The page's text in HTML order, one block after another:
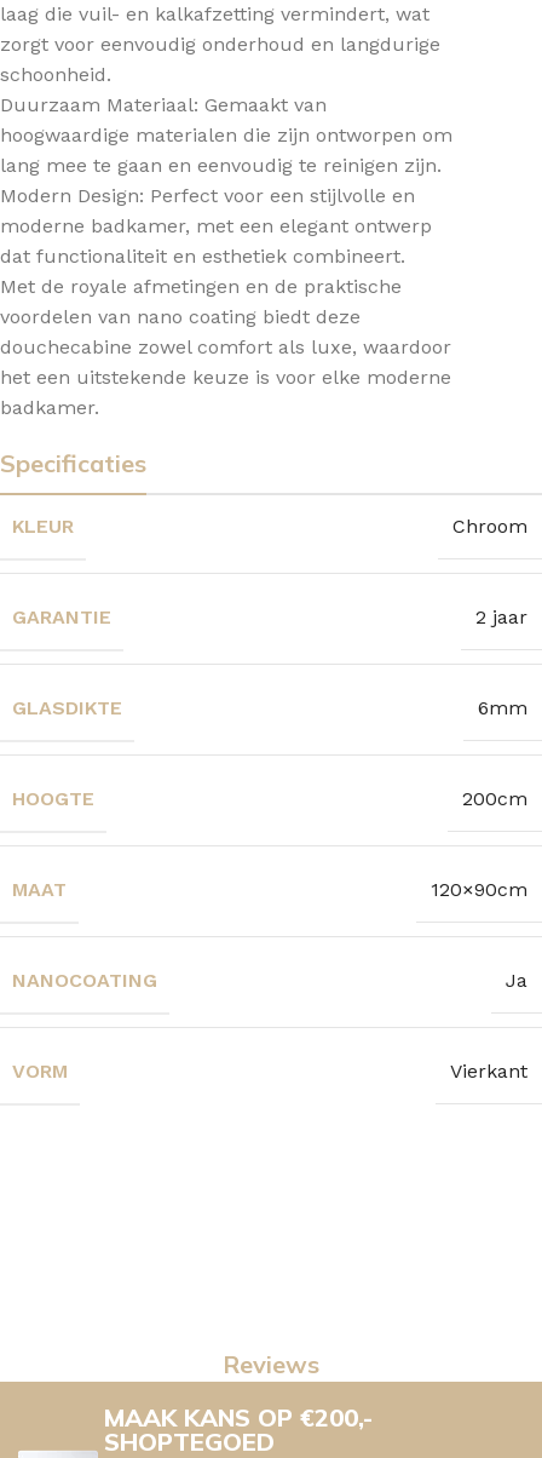
laag die vuil- en kalkafzetting vermindert, wat
zorgt voor eenvoudig onderhoud en langdurige
schoonheid.
Duurzaam Materiaal: Gemaakt van
hoogwaardige materialen die zijn ontworpen om
lang mee te gaan en eenvoudig te reinigen zijn.
Modern Design: Perfect voor een stijlvolle en
moderne badkamer, met een elegant ontwerp
dat functionaliteit en esthetiek combineert.
Met de royale afmetingen en de praktische
voordelen van nano coating biedt deze
douchecabine zowel comfort als luxe, waardoor
het een uitstekende keuze is voor elke moderne
badkamer.
Specificaties
KLEUR Chroom
GARANTIE 2 jaar
GLASDIKTE 6mm
HOOGTE 200cm
MAAT 120×90cm
NANOCOATING Ja
VORM Vierkant
Reviews
MAAK KANS OP €200,-
SHOPTEGOED